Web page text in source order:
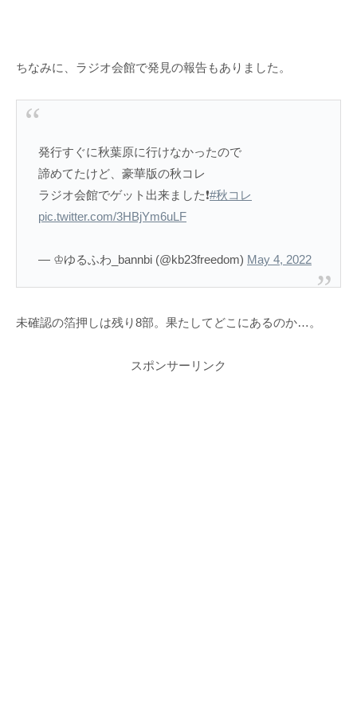
ちなみに、ラジオ会館で発見の報告もありました。
発行すぐに秋葉原に行けなかったので
諦めてたけど、豪華版の秋コレ
ラジオ会館でゲット出来ました❗#秋コレ
pic.twitter.com/3HBjYm6uLF
— ♔ゆるふわ_bannbi (@kb23freedom) May 4, 2022
未確認の箔押しは残り8部。果たしてどこにあるのか…。
スポンサーリンク